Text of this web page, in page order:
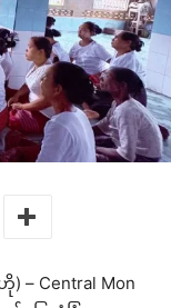
– Central Mon